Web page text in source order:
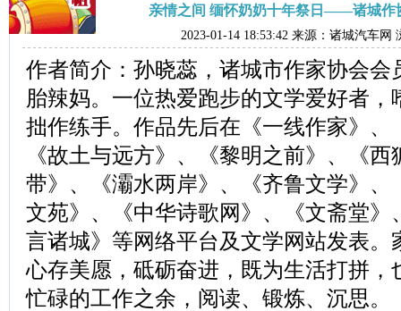
亲情之间 缅怀奶奶十年祭日——诸城作
2023-01-14 18:53:42 来源：诸城汽车网
作者简介：孙晓蕊，诸城市作家协会会
胎辣妈。一位热爱跑步的文学爱好者
拙作练手。作品先后在《一线作家》、
《故土与远方》、《黎明之前》、《
带》、《灞水两岸》、《齐鲁文学》、
文苑》、《中华诗歌网》、《文斋堂》
言诸城》等网络平台及文学网站发表。
心存美愿，砥砺奋进，既为生活打拼，
忙碌的工作之余，阅读、锻炼、沉思。